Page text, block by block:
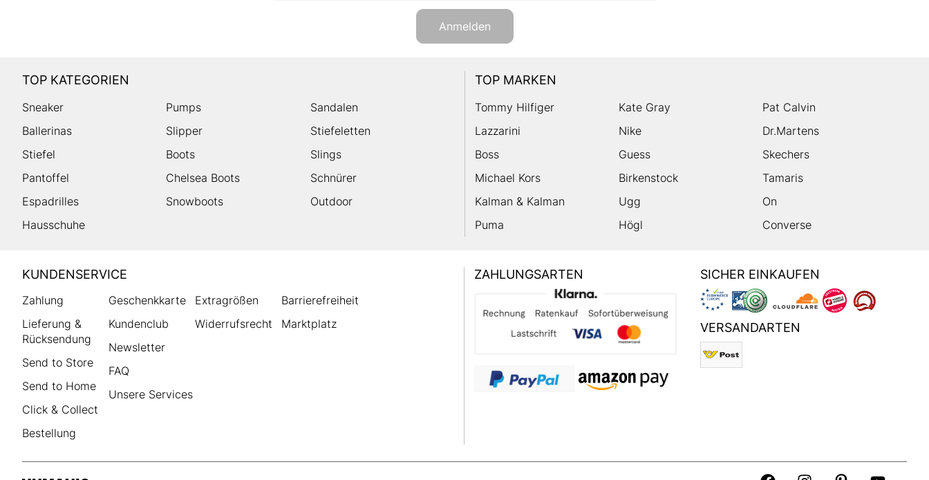
Anmelden
TOP KATEGORIEN
Sneaker Pumps
Sandalen
Ballerinas
Slipper
Stiefeletten
Stiefel
Boots
Slings
Pantoffel
Chelsea Boots
Schnürer
Espadrilles
Snowboots
Outdoor
Hausschuhe
TOP MARKEN
Tommy Hilfiger Kate Gray
Pat Calvin
Lazzarini
Nike
Dr.Martens
Boss
Guess
Skechers
Michael Kors
Birkenstock
Tamaris
Kalman & Kalman
Ugg
On
Puma
Högl Converse
HUMANIC
Footer
KUNDENSERVICE
Zahlung
Lieferung &
Rücksendung
Send to Store
Send to Home
Click & Collect
Bestellung
Geschenkkarte
Kundenclub
Newsletter
FAQ
Unsere Services
Extragrößen
Widerrufsrecht
Barrierefreiheit
Marktplatz
ZAHLUNGSARTEN SICHER EINKAUFEN
VERSANDARTEN